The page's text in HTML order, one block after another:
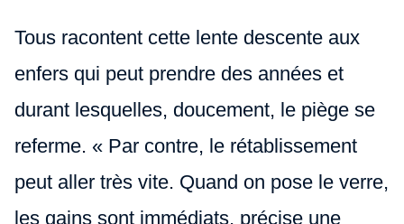
Tous racontent cette lente descente aux
enfers qui peut prendre des années et
durant lesquelles, doucement, le piège se
referme. « Par contre, le rétablissement
peut aller très vite. Quand on pose le verre,
les gains sont immédiats, précise une